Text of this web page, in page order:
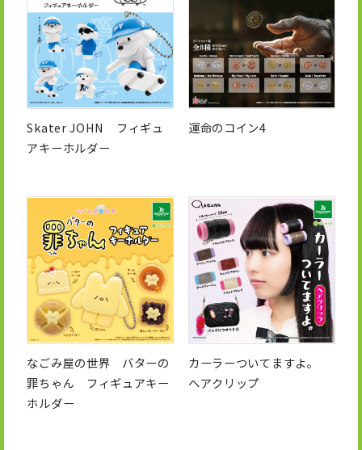
Skater JOHN フィギュ
アキーホルダー
運命のコイン4
なごみ屋の世界 バターの
罪ちゃん フィギュアキー
ホルダー
カーラーついてますよ。
ヘアクリップ